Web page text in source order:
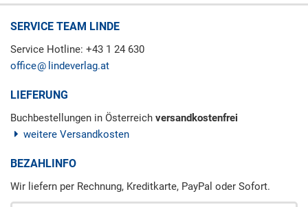
SERVICE TEAM LINDE
Service Hotline: +43 1 24 630
office
lindeverlag.at
LIEFERUNG
Buchbestellungen in Österreich versandkostenfrei
weitere Versandkosten
BEZAHLINFO
Wir liefern per Rechnung, Kreditkarte, PayPal oder Sofort.